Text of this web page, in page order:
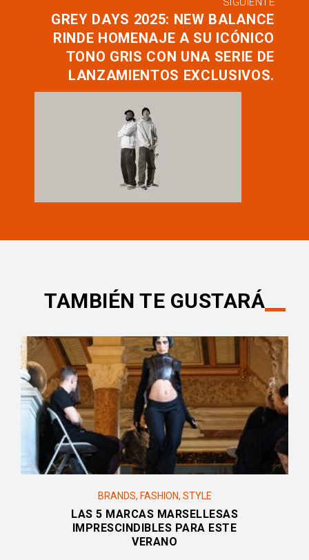
GREY DAYS 2025: NEW BALANCE
RINDE HOMENAJE A SU ICÓNICO
TONO GRIS CON UNA SERIE DE
LANZAMIENTOS EXCLUSIVOS.
TAMBIÉN TE GUSTARÁ
BRANDS, FASHION, STYLE
LAS 5 MARCAS MARSELLESAS
IMPRESCINDIBLES PARA ESTE
VERANO